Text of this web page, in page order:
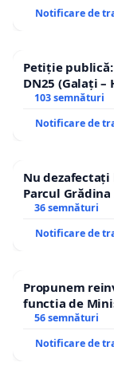
Notificare de
Petiție
DN25 (Galați –
traseului în
103 semnături
Notificare de
Nu
Parcul
36 semnături
Notificare de
Propunem
functia de
56 semnături
Notificare de